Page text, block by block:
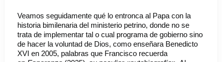
Veamos seguidamente qué lo entronca al Papa con la
historia bimilenaria del ministerio petrino, donde no se
trata de implementar tal o cual programa de gobierno sino
de hacer la voluntad de Dios, como enseñara Benedicto
XVI en 2005, palabras que Francisco recuerda